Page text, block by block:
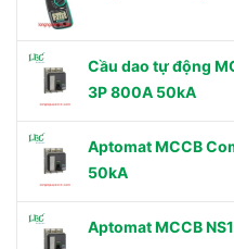
Cầu dao tự động
3P 800A 50kA
Aptomat MCCB
50kA
Aptomat MCCB